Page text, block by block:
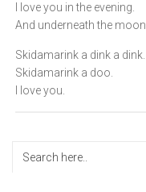
I love you in the evening.
And underneath the moon.
Skidamarink a dink a dink.
Skidamarink a doo.
I love you.